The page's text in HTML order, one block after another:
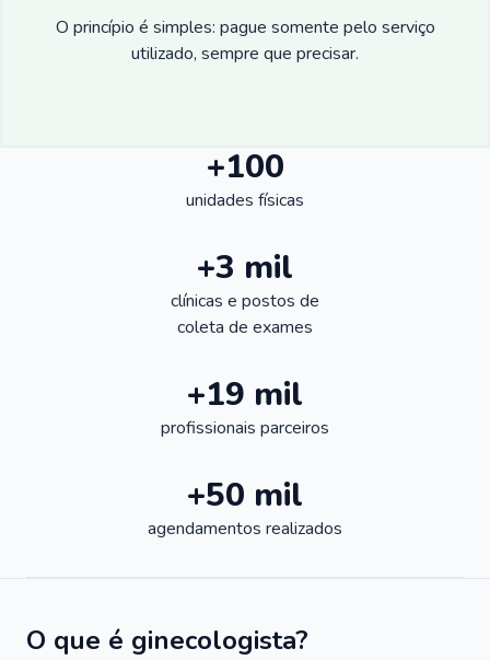
O princípio é simples: pague somente pelo serviço
utilizado, sempre que precisar.
+100
unidades físicas
+3 mil
clínicas e postos de
coleta de exames
+19 mil
profissionais parceiros
+50 mil
agendamentos realizados
O que é ginecologista?